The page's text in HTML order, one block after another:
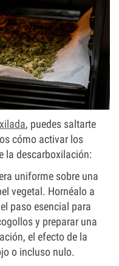
, puedes saltarte
cómo activar los
la descarboxilación:
uniforme sobre una
vegetal. Hornéalo a
paso esencial para
y preparar una
el efecto de la
o incluso nulo.